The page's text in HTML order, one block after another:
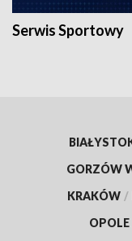
Serwis Sportowy
GORZÓW
KRAKÓW /
OPOLE